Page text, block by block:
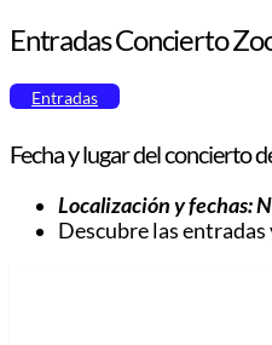
Entradas Concierto
Entradas
Fecha y lugar del concierto
Localización y fechas:
Descubre las entradas